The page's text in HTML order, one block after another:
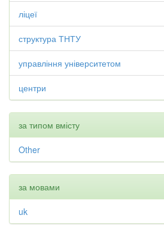
ліцеї
структура ТНТУ
управління університетом
центри
за типом вмісту
Other
за мовами
uk